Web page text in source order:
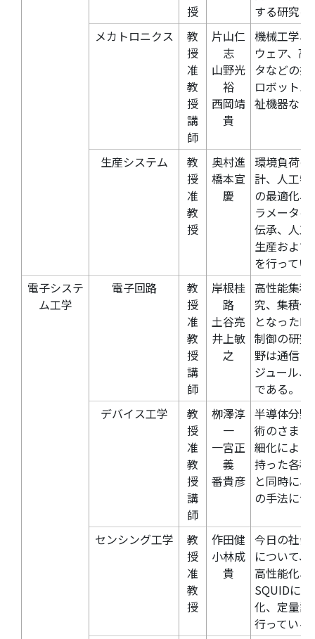
授
する研究を
メカトロニクス
教
授
准
教
授
講
師
片山仁
志
山野光
裕
西岡靖
貴
機械工学、
ウェア、
タなどの
ロボット
祉機器など
生産システム
教
授
准
教
授
奥村進
橋本宣
慶
環境負荷の
計、人工物
の最適化
ラメータ
伝承、人工
生産およ
を行ってい
電子システ
ム工学
電子回路
教
授
准
教
授
講
師
岸根桂
路
土谷亮
井上敏
之
高性能集積
究、集積
となった
制御の研究
野は通信・
ジュール
である。
デバイス工学
教
授
准
教
授
講
師
栁澤淳
一
一宮正
義
番貴彦
半導体分野
術のさまざ
細化により
持った各種
と同時に
の手法に
センシング工学
教
授
准
教
授
作田健
小林成
貴
今日の社会
について
高性能化、
SQUIDに
化、定量評
行っている